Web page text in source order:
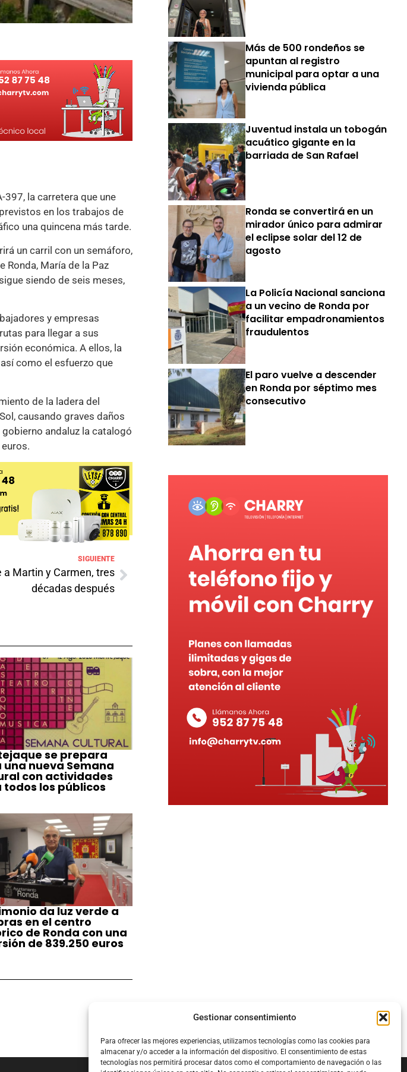
Gestionar consentimiento
Para ofrecer las mejores experiencias, utilizamos tecnologías como las cookies para
almacenar y/o acceder a la información del dispositivo. El consentimiento de estas
tecnologías nos permitirá procesar datos como el comportamiento de navegación o las
397, la carretera que une
en los trabajos de
una quincena más tarde.
un carril con un semáforo,
Ronda, María de la Paz
siendo de seis meses,
y empresas
para llegar a sus
económica. A ellos, la
como el esfuerzo que
de la ladera del
causando graves daños
andaluz la catalogó
SIGUIENTE
a Martin y Carmen, tres
décadas después
se prepara
una nueva Semana
con actividades
todos los públicos
da luz verde a
en el centro
de Ronda con una
de 839.250 euros
Más de 500 rondeños se
apuntan al registro
municipal para optar a una
vivienda pública
Juventud instala un tobogán
acuático gigante en la
barriada de San Rafael
Ronda se convertirá en un
mirador único para admirar
el eclipse solar del 12 de
agosto
La Policía Nacional sanciona
a un vecino de Ronda por
facilitar empadronamientos
fraudulentos
El paro vuelve a descender
en Ronda por séptimo mes
consecutivo